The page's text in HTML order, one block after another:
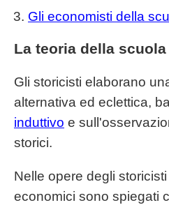
Gli economisti della
La teoria della
Gli storicisti elaborano
alternativa ed eclettica,
induttivo e
storici.
Nelle opere degli
economici sono spiegati